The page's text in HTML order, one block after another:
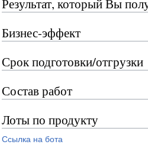
Результат, который Вы
Бизнес-эффект
Срок подготовки/отгрузки
Состав работ
Лоты по продукту
Ссылка на бота